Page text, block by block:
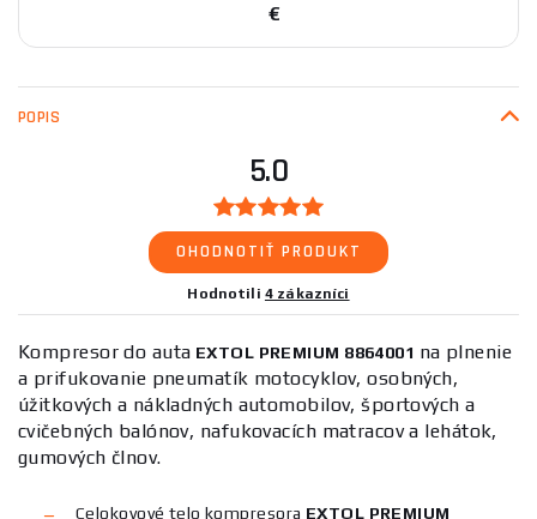
€
POPIS
5.0
OHODNOTIŤ PRODUKT
Hodnotili 4 zákazníci
Kompresor do auta EXTOL PREMIUM 8864001 na plnenie
a prifukovanie pneumatík motocyklov, osobných,
úžitkových a nákladných automobilov, športových a
cvičebných balónov, nafukovacích matracov a lehátok,
gumových člnov.
Celokovové telo kompresora EXTOL PREMIUM